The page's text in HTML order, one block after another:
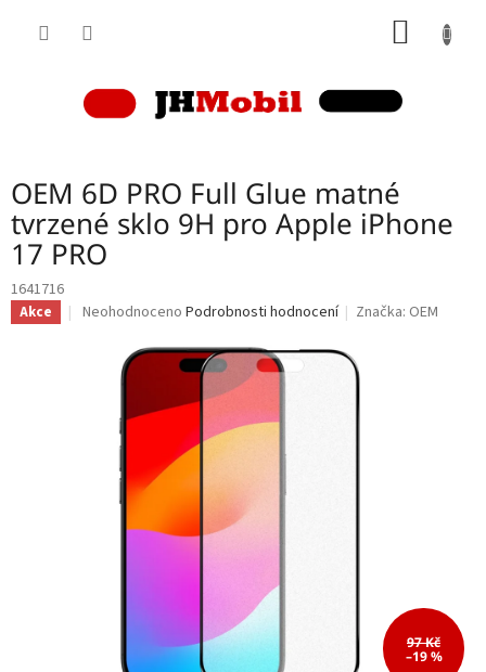
OEM 6D PRO Full Glue matné
tvrzené sklo 9H pro Apple iPhone
17 PRO
1641716
Akce
Průměrné
produktu
hvězdiček.
Neohodnoceno Podrobnosti hodnocení Značka: OEM
97 Kč
–19 %